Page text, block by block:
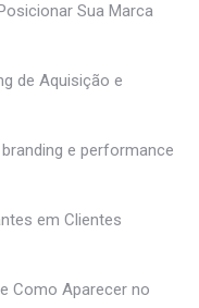
Sua Marca
de Aquisição e
e performance
em Clientes
Como Aparecer no